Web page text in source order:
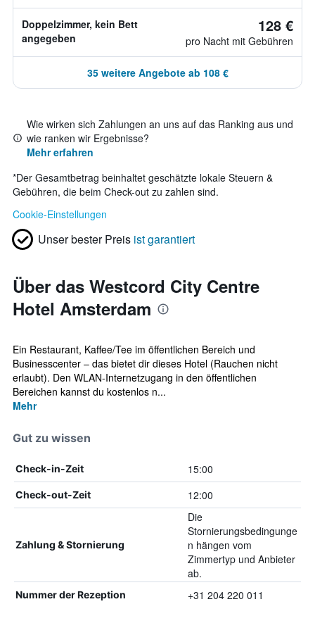
Doppelzimmer, kein Bett
angegeben
128 €
pro Nacht mit Gebühren
35 weitere Angebote ab 108 €
Wie wirken sich Zahlungen an uns auf das Ranking aus und
wie ranken wir Ergebnisse?
Mehr erfahren
*Der Gesamtbetrag beinhaltet geschätzte lokale Steuern &
Gebühren, die beim Check-out zu zahlen sind.
Cookie-Einstellungen
Unser bester Preis ist garantiert
Über das Westcord City Centre
Hotel Amsterdam
Ein Restaurant, Kaffee/Tee im öffentlichen Bereich und
Businesscenter – das bietet dir dieses Hotel (Rauchen nicht
erlaubt). Den WLAN-Internetzugang in den öffentlichen
Bereichen kannst du kostenlos n...
Mehr
Gut zu wissen
Check-in-Zeit 15:00
Check-out-Zeit 12:00
Zahlung & Stornierung
Die
Stornierungsbedingunge
n hängen vom
Zimmertyp und Anbieter
ab.
Nummer der Rezeption +31 204 220 011